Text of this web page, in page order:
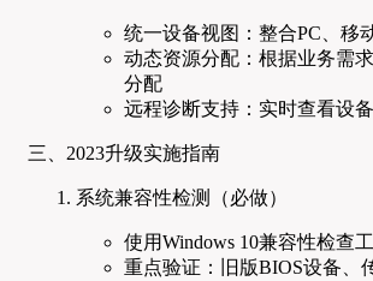
统一设备视图：整合PC、移
动态资源分配：根据业务需
分配
远程诊断支持：实时查看设
三、2023升级实施指南
系统兼容性检测（必做）
使用Windows 10兼容性检查工
重点验证：旧版BIOS设备、